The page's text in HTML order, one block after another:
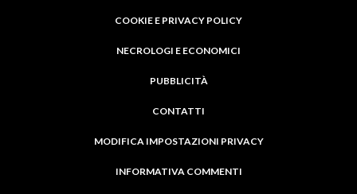
COOKIE E PRIVACY POLICY
NECROLOGI E ECONOMICI
PUBBLICITÀ
CONTATTI
MODIFICA IMPOSTAZIONI PRIVACY
INFORMATIVA COMMENTI